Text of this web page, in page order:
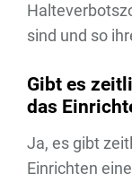
sind und so
Gibt es
das
Ja, es gibt
Einrichten